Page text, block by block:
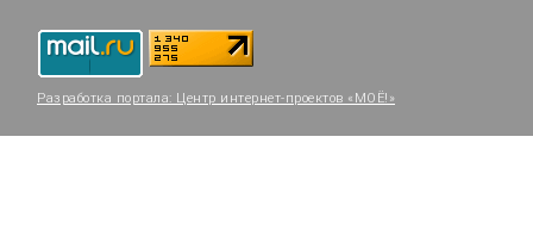
Разработка портала: Центр интернет-проектов «МОЁ!»